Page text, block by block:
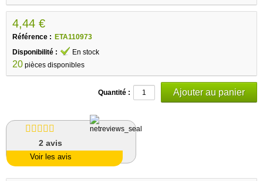
4,44 €
Référence : ETA110973
Disponibilité :
En stock
20 pièces disponibles
Quantité :
2 avis
Voir les avis